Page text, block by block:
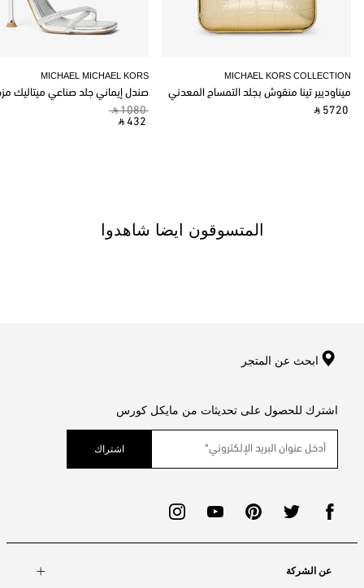
MICHAEL MICHAEL KORS
صندل إيماني جلد صناعي ميتاليك
‎ ⃁ 1080 ‎
‎ ⃁ 432 ‎
MICHAEL KORS COLLECTION
ميناوديير تينا منقوش بجلد التمساح المعدني
‎ ⃁ 5720 ‎
المتسوقون ايضا شاهدوا
ابحث عن المتجر
اشترك للحصول على تحديثات من مايكل كورس
اشتراك
عن الشركة